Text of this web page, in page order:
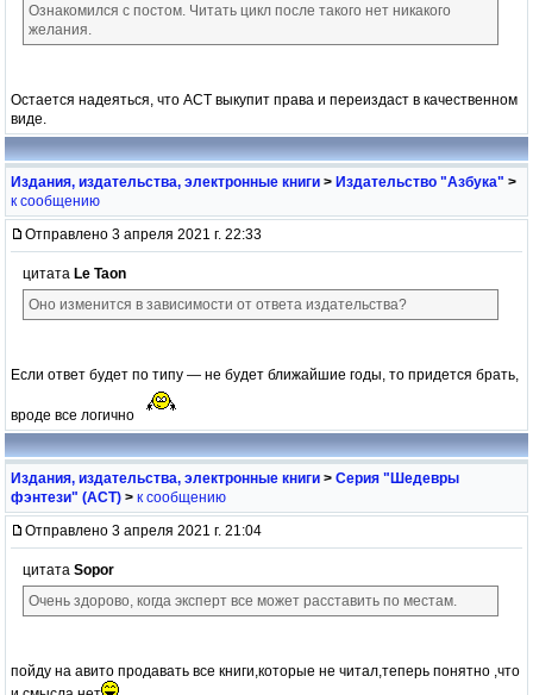
Ознакомился с постом. Читать цикл после такого нет никакого
желания.
Остается надеяться, что АСТ выкупит права и переиздаст в качественном
виде.
Издания, издательства, электронные книги > Издательство "Азбука" >
к сообщению
Отправлено 3 апреля 2021 г. 22:33
цитата Le Taon
Оно изменится в зависимости от ответа издательства?
Если ответ будет по типу — не будет ближайшие годы, то придется брать,
вроде все логично
Издания, издательства, электронные книги > Серия "Шедевры
фэнтези" (АСТ) > к сообщению
Отправлено 3 апреля 2021 г. 21:04
цитата Sopor
Очень здорово, когда эксперт все может расставить по местам.
пойду на авито продавать все книги,которые не читал,теперь понятно ,что